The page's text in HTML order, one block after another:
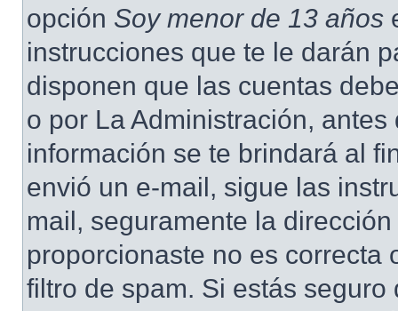
opción Soy menor de 13 años
instrucciones que te le darán
disponen que las cuentas
o por La Administración,
información se te brindará al
envió un e-mail, sigue las
mail, seguramente la
proporcionaste no es correcta
filtro de spam. Si estás